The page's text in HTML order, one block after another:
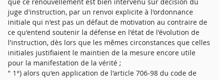
juge d'instruction, par un renvoi explicite à l'ordonnance
initiale qui n'est pas un défaut de motivation au contraire de
ce qu'entend soutenir la défense en l'état de l'évolution de
l'instruction, dès lors que les mêmes circonstances que celles
initiales justifiaient le maintien de la mesure encore utile
pour la manifestation de la vérité ;
" 1°) alors qu'en application de l'article 706-98 du code de